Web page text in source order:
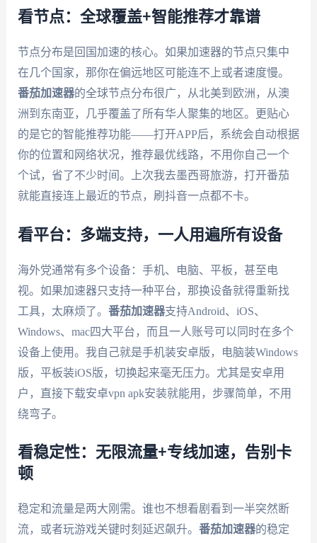
看节点：全球覆盖+智能推荐才靠谱
节点分布是回国加速的核心。如果加速器的节点只集中
在几个国家，那你在偏远地区可能连不上或者速度慢。
番茄加速器的全球节点分布很广，从北美到欧洲，从澳
洲到东南亚，几乎覆盖了所有华人聚集的地区。更贴心
的是它的智能推荐功能——打开APP后，系统会自动根据
你的位置和网络状况，推荐最优线路，不用你自己一个
个试，省了不少时间。上次我去墨西哥旅游，打开番茄
就能直接连上最近的节点，刷抖音一点都不卡。
看平台：多端支持，一人用遍所有设备
海外党通常有多个设备：手机、电脑、平板，甚至电
视。如果加速器只支持一种平台，那换设备就得重新找
工具，太麻烦了。 番茄加速器支持Android、iOS、
Windows、mac四大平台，而且一人账号可以同时在多个
设备上使用。我自己就是手机装安卓版，电脑装Windows
版，平板装iOS版，切换起来毫无压力。尤其是安卓用
户，直接下载安卓vpn apk安装就能用，步骤简单，不用
绕弯子。
看稳定性：无限流量+专线加速，告别卡
顿
稳定和流量是两大刚需。谁也不想看剧看到一半突然断
流，或者玩游戏关键时刻延迟飙升。 番茄加速器的稳定